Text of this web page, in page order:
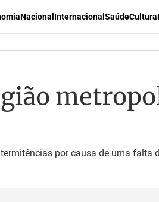
Nacional Internacional SaúdeCultura
por causa de uma falta